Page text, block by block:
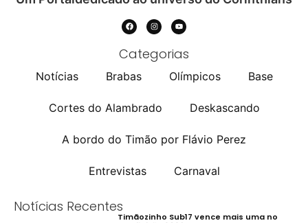
Categorias
Notícias Brabas Olímpicos Base
Cortes do Alambrado Deskascando
A bordo do Timão por Flávio Perez
Entrevistas Carnaval
Notícias Recentes
Timãozinho Sub17 vence mais uma no